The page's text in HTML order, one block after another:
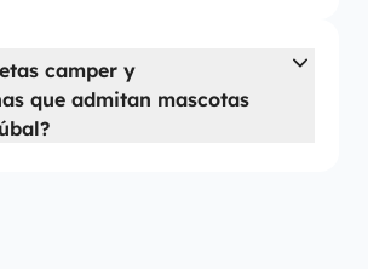
camper y
que admitan mascotas